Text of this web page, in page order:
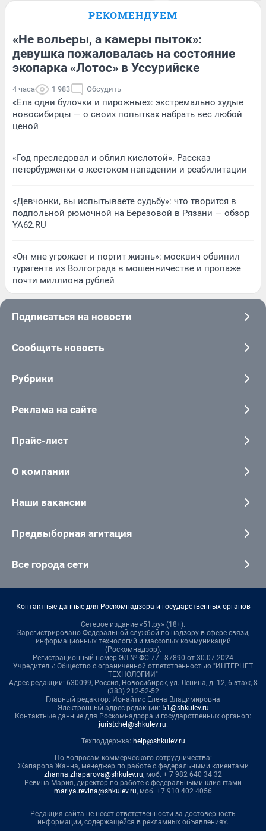
РЕКОМЕНДУЕМ
«Не вольеры, а камеры пыток»:
девушка пожаловалась на состояние
экопарка «Лотос» в Уссурийске
4 часа 1 983 Обсудить
«Ела одни булочки и пирожные»: экстремально худые
новосибирцы — о своих попытках набрать вес любой
ценой
«Год преследовал и облил кислотой». Рассказ
петербурженки о жестоком нападении и реабилитации
«Девчонки, вы испытываете судьбу»: что творится в
подпольной рюмочной на Березовой в Рязани — обзор
YA62.RU
«Он мне угрожает и портит жизнь»: москвич обвинил
турагента из Волгограда в мошенничестве и пропаже
почти миллиона рублей
Подписаться на новости
Сообщить новость
Рубрики
Реклама на сайте
Прайс-лист
О компании
Наши вакансии
Предвыборная агитация
Все города сети
Контактные данные для Роскомнадзора и государственных органов
Сетевое издание «51.ру» (18+).
Зарегистрировано Федеральной службой по надзору в сфере связи,
информационных технологий и массовых коммуникаций
(Роскомнадзор).
Регистрационный номер ЭЛ № ФС 77 - 87890 от 30.07.2024
Учредитель: Общество с ограниченной ответственностью "ИНТЕРНЕТ
ТЕХНОЛОГИИ"
Адрес редакции: 630099, Россия, Новосибирск, ул. Ленина, д. 12, 6 этаж, 8
(383) 212-52-52
Главный редактор: Ионайтис Елена Владимировна
Электронный адрес редакции: 51@shkulev.ru
Контактные данные для Роскомнадзора и государственных органов:
juristchel@shkulev.ru.
Техподдержка: help@shkulev.ru
По вопросам коммерческого сотрудничества:
Жапарова Жанна, менеджер по работе с федеральными клиентами
zhanna.zhaparova@shkulev.ru, моб. + 7 982 640 34 32
Ревина Мария, директор по работе с федеральными клиентами
mariya.revina@shkulev.ru, моб. +7 910 402 4056
Редакция сайта не несет ответственности за достоверность
информации, содержащейся в рекламных объявлениях.